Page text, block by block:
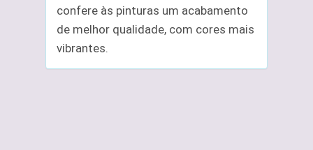
confere às pinturas um acabamento
de melhor qualidade, com cores mais
vibrantes.